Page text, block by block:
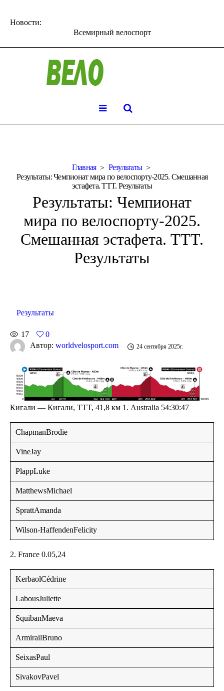
Новости:
Всемирный велоспорт
Главная
Результаты
Результаты: Чемпионат мира по велоспорту-2025. Смешанная
эстафета. TTT. Результаты
Результаты: Чемпионат
мира по велоспорту-2025.
Смешанная эстафета. TTT.
Результаты
Результаты
17
0
Автор: worldvelosport.com 24 сентября 2025г.
Кигали — Кигали, TTT, 41,8 км 1. Australia 54:30:47
ChapmanBrodie
VineJay
PlappLuke
MatthewsMichael
SprattAmanda
Wilson-HaffendenFelicity
2. France 0.05,24
KerbaolCédrine
LabousJuliette
SquibanMaeva
ArmirailBruno
SeixasPaul
SivakovPavel